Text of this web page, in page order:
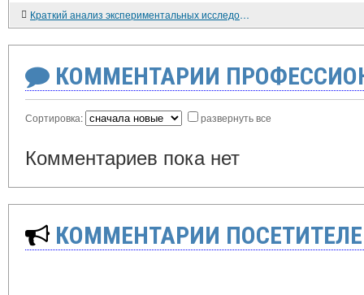
Краткий анализ экспериментальных исследований электрического контакта УД.
КОММЕНТАРИИ
Сортировка: развернуть все
Комментариев пока нет
КОММЕНТАРИИ